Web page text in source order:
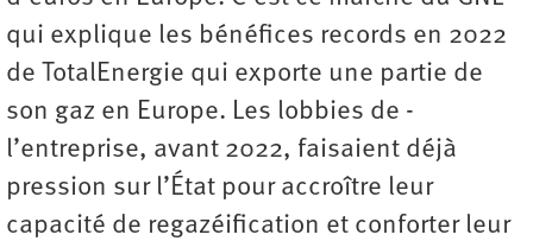
qui explique les bénéfices records en 2022
de TotalEnergie qui exporte une partie de
son gaz en Europe. Les lobbies de ­
l’entreprise, avant 2022, faisaient déjà
pression sur l’État pour accroître leur
capacité de regazéification et conforter leur